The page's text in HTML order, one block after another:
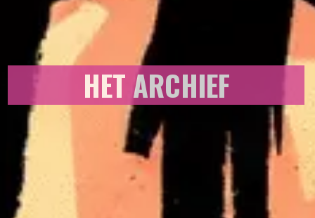
HET ARCHIEF